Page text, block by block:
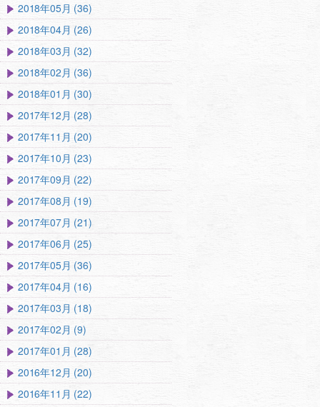
2018年05月 (36)
2018年04月 (26)
2018年03月 (32)
2018年02月 (36)
2018年01月 (30)
2017年12月 (28)
2017年11月 (20)
2017年10月 (23)
2017年09月 (22)
2017年08月 (19)
2017年07月 (21)
2017年06月 (25)
2017年05月 (36)
2017年04月 (16)
2017年03月 (18)
2017年02月 (9)
2017年01月 (28)
2016年12月 (20)
2016年11月 (22)